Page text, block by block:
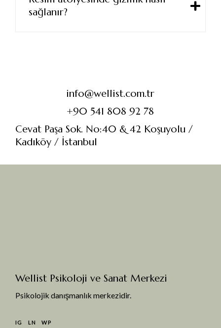
sağlanır?
info@wellist.com.tr
+90 541 808 92 78
Cevat Paşa Sok. No:40 & 42 Koşuyolu /
Kadıköy / İstanbul
Wellist Psikoloji ve Sanat Merkezi
Psikolojik danışmanlık merkezidir.
IG LN WP